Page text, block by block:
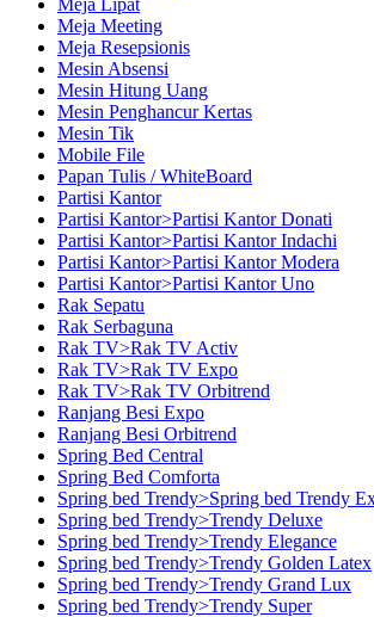
Meja Meeting
Meja Resepsionis
Mesin Absensi
Mesin Hitung Uang
Mesin Penghancur Kertas
Mesin Tik
Mobile File
Papan Tulis / WhiteBoard
Partisi Kantor
Partisi Kantor>Partisi Kantor Donati
Partisi Kantor>Partisi Kantor Indachi
Partisi Kantor>Partisi Kantor Modera
Partisi Kantor>Partisi Kantor Uno
Rak Sepatu
Rak Serbaguna
Rak TV>Rak TV Activ
Rak TV>Rak TV Expo
Rak TV>Rak TV Orbitrend
Ranjang Besi Expo
Ranjang Besi Orbitrend
Spring Bed Central
Spring Bed Comforta
Spring bed Trendy>Spring bed Trendy
Spring bed Trendy>Trendy Deluxe
Spring bed Trendy>Trendy Elegance
Spring bed Trendy>Trendy Golden Latex
Spring bed Trendy>Trendy Grand Lux
Spring bed Trendy>Trendy Super